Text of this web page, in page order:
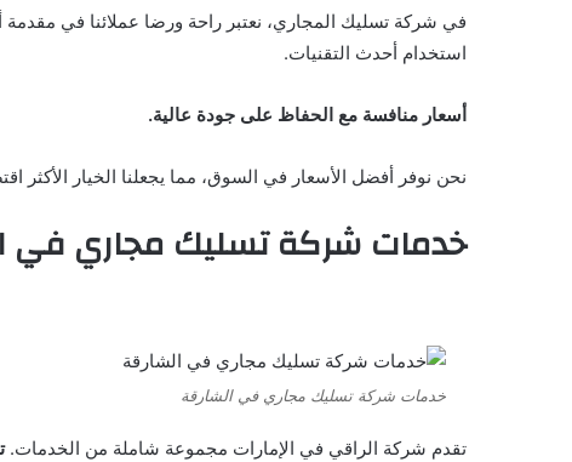
في شركة تسليك المجاري، نعتبر راحة ورضا عملائنا في مقدمة
استخدام أحدث التقنيات.
أسعار منافسة مع الحفاظ على جودة عالية.
نحن نوفر أفضل الأسعار في السوق، مما يجعلنا الخيار الأكثر
خدمات شركة تسليك مجاري في
خدمات شركة تسليك مجاري في الشارقة
تقدم شركة الراقي في الإمارات مجموعة شاملة من الخدمات.